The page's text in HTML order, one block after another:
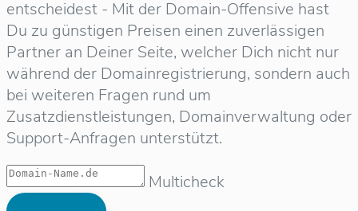
entscheidest - Mit der Domain-Offensive hast
Du zu günstigen Preisen einen zuverlässigen
Partner an Deiner Seite, welcher Dich nicht nur
während der Domainregistrierung, sondern auch
bei weiteren Fragen rund um
Zusatzdienstleistungen, Domainverwaltung oder
Support-Anfragen unterstützt.
Multicheck